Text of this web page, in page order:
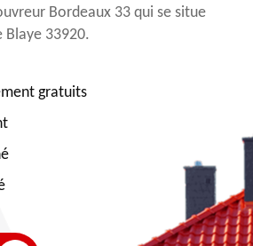
Bordeaux 33 qui se situe
Blaye 33920.
gratuits